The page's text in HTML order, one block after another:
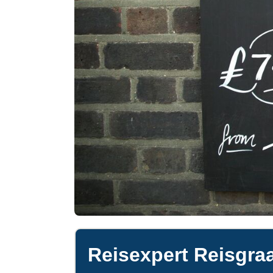
Reisexpert